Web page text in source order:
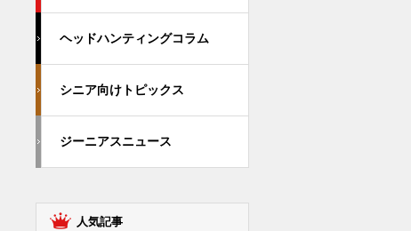
ヘッドハンティングコラム
シニア向けトピックス
ジーニアスニュース
人気記事